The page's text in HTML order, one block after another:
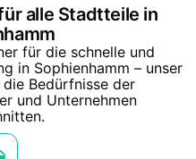
alle Stadtteile in
für die schnelle und
in Sophienhamm – unser
Bedürfnisse der
und Unternehmen